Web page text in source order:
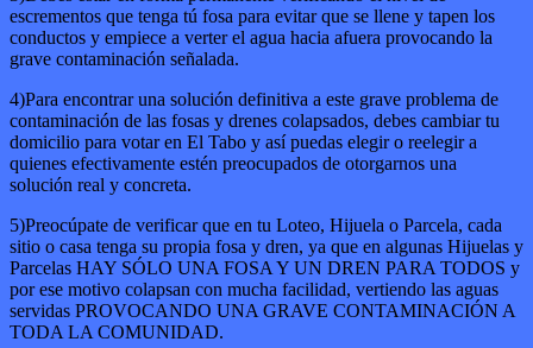
escrementos que tenga tú fosa para evitar que se llene y tapen los
conductos y empiece a verter el agua hacia afuera provocando la
grave contaminación señalada.
4)Para encontrar una solución definitiva a este grave problema de
contaminación de las fosas y drenes colapsados, debes cambiar tu
domicilio para votar en El Tabo y así puedas elegir o reelegir a
quienes efectivamente estén preocupados de otorgarnos una
solución real y concreta.
5)Preocúpate de verificar que en tu Loteo, Hijuela o Parcela, cada
sitio o casa tenga su propia fosa y dren, ya que en algunas Hijuelas y
Parcelas HAY SÓLO UNA FOSA Y UN DREN PARA TODOS y
por ese motivo colapsan con mucha facilidad, vertiendo las aguas
servidas PROVOCANDO UNA GRAVE CONTAMINACIÓN A
TODA LA COMUNIDAD.